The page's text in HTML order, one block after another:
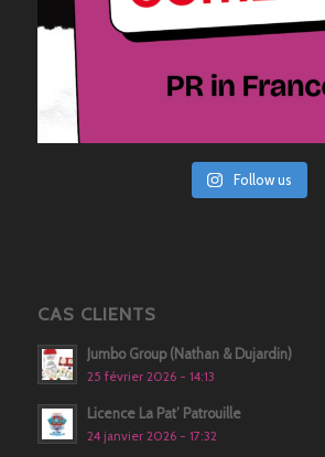
Follow us
CAS CLIENTS
Jumbo Group (Nathan & Dujardin)
25 février 2026 - 14:13
Licence La Pat’ Patrouille
24 janvier 2026 - 17:32